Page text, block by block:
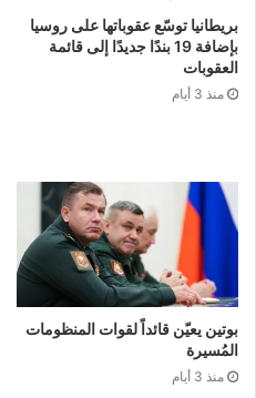
بريطانيا توسّع عقوباتها على روسيا
بإضافة 19 بندًا جديدًا إلى قائمة
العقوبات
منذ 3 أيام
بوتين يعيّن قائداً لقوات المنظومات
المُسيرة
منذ 3 أيام